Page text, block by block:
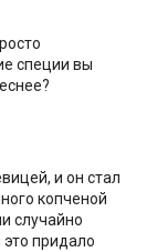
специи вы
и он стал
копченой
случайно
это придало